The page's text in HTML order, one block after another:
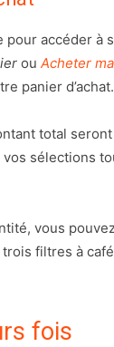
accéder à
ou Acheter
panier d’achat.
total
sélections
vous
filtres à
fois